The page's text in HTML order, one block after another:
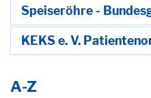
Speiseröhre -
KEKS e. V.
A-Z